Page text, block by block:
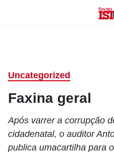
Uncategorized
Faxina geral
Após varrer a corrupção
cidadenatal, o auditor
publica umacartilha para